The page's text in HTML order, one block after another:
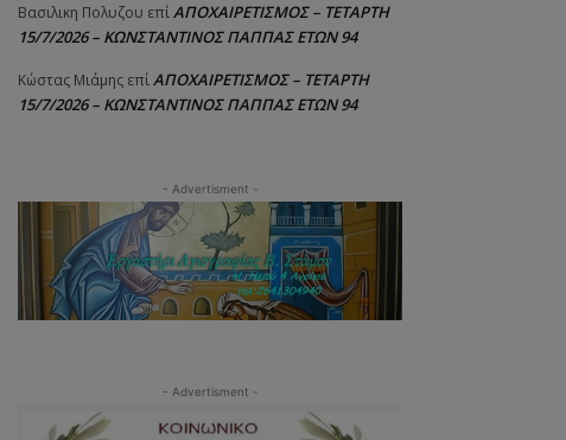
Βασιλικη Πολυζου επίΑΠΟΧΑΙΡΕΤΙΣΜΟΣ – ΤΕΤΑΡΤΗ
15/7/2026 – ΚΩΝΣΤΑΝΤΙΝΟΣ ΠΑΠΠΑΣ ΕΤΩΝ 94
Κώστας Μιάμης επίΑΠΟΧΑΙΡΕΤΙΣΜΟΣ – ΤΕΤΑΡΤΗ
15/7/2026 – ΚΩΝΣΤΑΝΤΙΝΟΣ ΠΑΠΠΑΣ ΕΤΩΝ 94
- Advertisment -
- Advertisment -